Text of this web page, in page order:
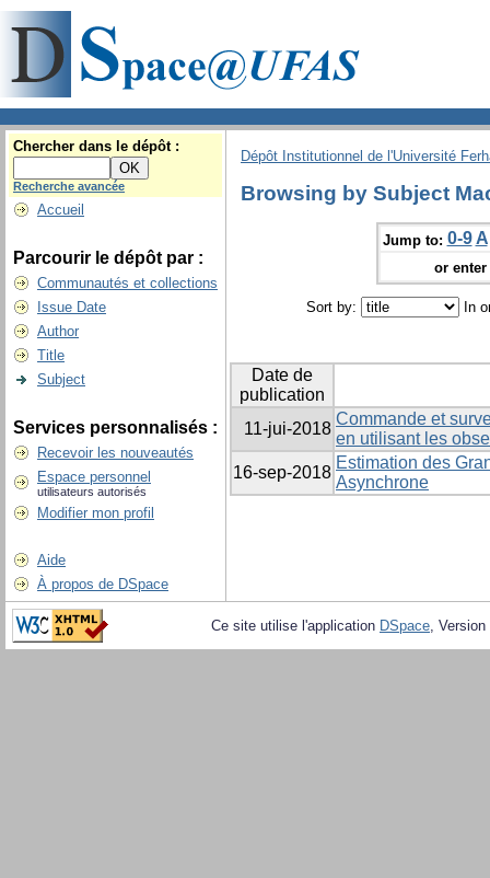
Chercher dans le dépôt :
Recherche avancée
Accueil
Parcourir le dépôt par :
Communautés et collections
Issue Date
Author
Title
Subject
Services personnalisés :
Recevoir les nouveautés
Espace personnel
utilisateurs autorisés
Modifier mon profil
Aide
À propos de DSpace
Dépôt Institutionnel de l'Université
Browsing by Subject
Jump to: 0-9 A
or
Sort by: In
Date de
publication
11-jui-2018
Commande et
en utilisant les
16-sep-2018
Estimation des
Asynchrone
Ce site utilise l'application DSpace,